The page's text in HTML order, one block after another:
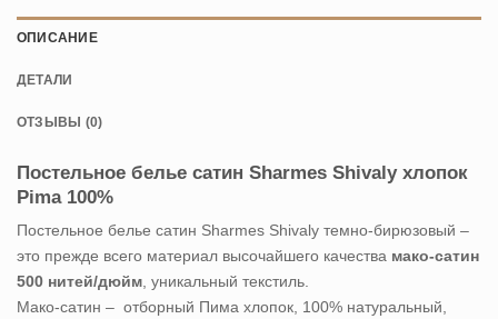
ОПИСАНИЕ
ДЕТАЛИ
ОТЗЫВЫ (0)
Постельное белье сатин Sharmes Shivaly хлопок
Pima 100%
Постельное белье сатин Sharmes Shivaly темно-бирюзовый –
это прежде всего материал высочайшего качества мако-сатин
500 нитей/дюйм , уникальный текстиль.
Мако-сатин – отборный Пима хлопок, 100% натуральный,